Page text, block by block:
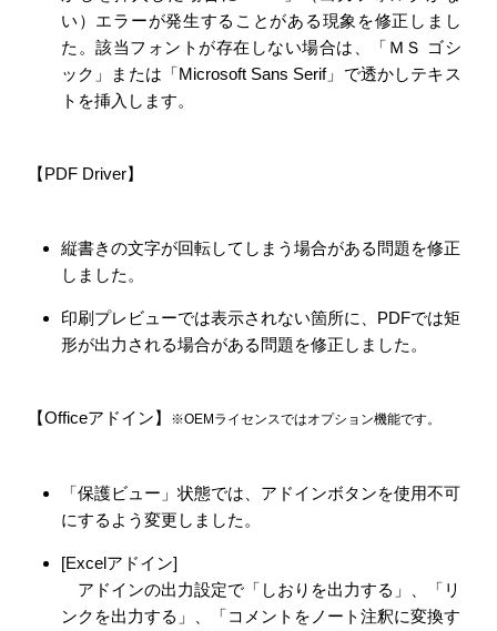
い）エラーが発生することがある現象を修正しまし
た。該当フォントが存在しない場合は、「ＭＳ ゴシ
ック」または「Microsoft Sans Serif」で透かしテキス
トを挿入します。
【PDF Driver】
縦書きの文字が回転してしまう場合がある問題を修正
しました。
印刷プレビューでは表示されない箇所に、PDFでは矩
形が出力される場合がある問題を修正しました。
【Officeアドイン】 ※OEMライセンスではオプション機能です。
「保護ビュー」状態では、アドインボタンを使用不可
にするよう変更しました。
[Excelアドイン]
アドインの出力設定で「しおりを出力する」、「リ
ンクを出力する」、「コメントをノート注釈に変換す